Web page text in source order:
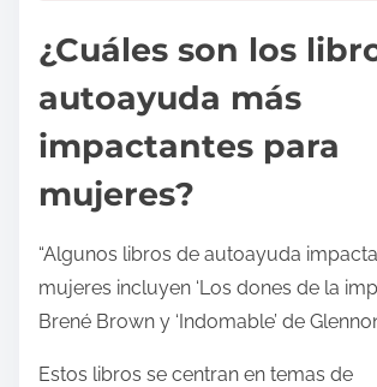
¿Cuáles son los
autoayuda más
impactantes para
mujeres?
“Algunos libros de autoayuda
mujeres incluyen ‘Los dones de la
Brené Brown y ‘Indomable’ de
Estos libros se centran en temas de